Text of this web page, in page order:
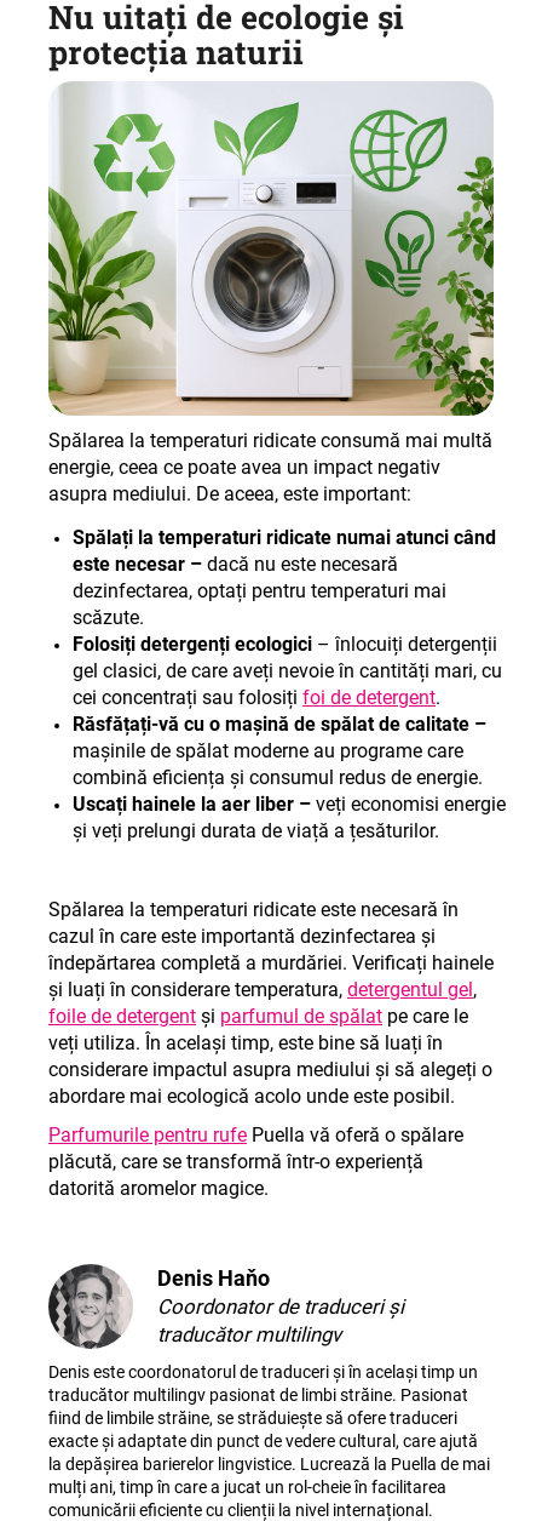
Nu uitați de ecologie și
protecția naturii
Spălarea la temperaturi ridicate consumă mai multă
energie, ceea ce poate avea un impact negativ
asupra mediului. De aceea, este important:
Spălați la temperaturi ridicate numai atunci când
este necesar – dacă nu este necesară
dezinfectarea, optați pentru temperaturi mai
scăzute.
Folosiți detergenți ecologici – înlocuiți detergenții
gel clasici, de care aveți nevoie în cantități mari, cu
cei concentrați sau folosiți foi de detergent.
Răsfățați-vă cu o mașină de spălat de calitate –
mașinile de spălat moderne au programe care
combină eficiența și consumul redus de energie.
Uscați hainele la aer liber – veți economisi energie
și veți prelungi durata de viață a țesăturilor.
Spălarea la temperaturi ridicate este necesară în
cazul în care este importantă dezinfectarea și
îndepărtarea completă a murdăriei. Verificați hainele
și luați în considerare temperatura, detergentul gel,
foile de detergent și parfumul de spălat pe care le
veți utiliza. În același timp, este bine să luați în
considerare impactul asupra mediului și să alegeți o
abordare mai ecologică acolo unde este posibil.
Parfumurile pentru rufe Puella vă oferă o spălare
plăcută, care se transformă într-o experiență
datorită aromelor magice.
Denis Haňo
Coordonator de traduceri și
traducător multilingv
Denis este coordonatorul de traduceri și în același timp un
traducător multilingv pasionat de limbi străine. Pasionat
fiind de limbile străine, se străduiește să ofere traduceri
exacte și adaptate din punct de vedere cultural, care ajută
la depășirea barierelor lingvistice. Lucrează la Puella de mai
mulți ani, timp în care a jucat un rol-cheie în facilitarea
comunicării eficiente cu clienții la nivel internațional.